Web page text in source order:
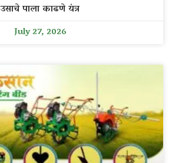
उसाचे पाला काढणे यंत्र
July 27, 2026